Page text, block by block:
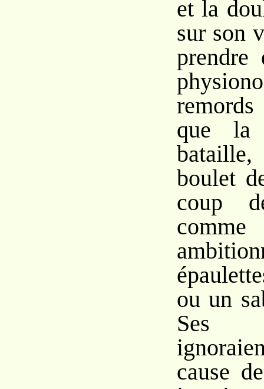
et la
sur son
prendre
que la
boulet
coup
ou un
Ses
cause